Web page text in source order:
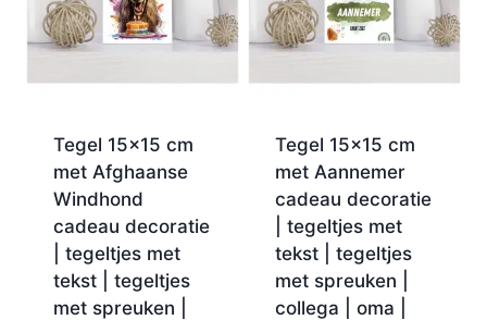
Tegel 15×15 cm
met Afghaanse
Windhond
cadeau decoratie
| tegeltjes met
tekst | tegeltjes
met spreuken |
Tegel 15×15 cm
met Aannemer
cadeau decoratie
| tegeltjes met
tekst | tegeltjes
met spreuken |
collega | oma |